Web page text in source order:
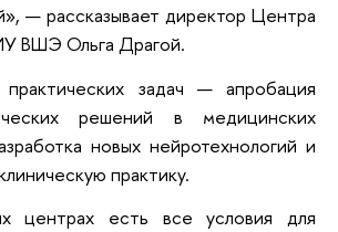
— рассказывает директор Центра
ВШЭ Ольга Драгой.
задач — апробация
решений в медицинских
новых нейротехнологий и
практику.
центрах есть все условия для